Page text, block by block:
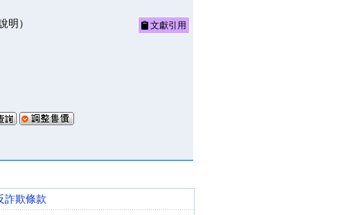
明） 文獻引用
詐欺條款